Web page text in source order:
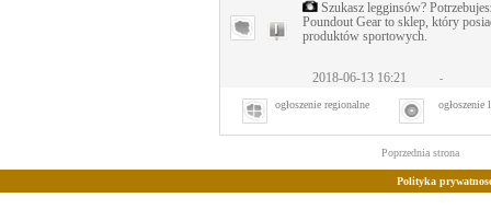
Szukasz legginsów?
Poundout Gear to sklep, który
produktów sportowych.
2018-06-13 16:21 -
ogłoszenie regionalne ogłoszenie
Poprzednia strona
Polityka